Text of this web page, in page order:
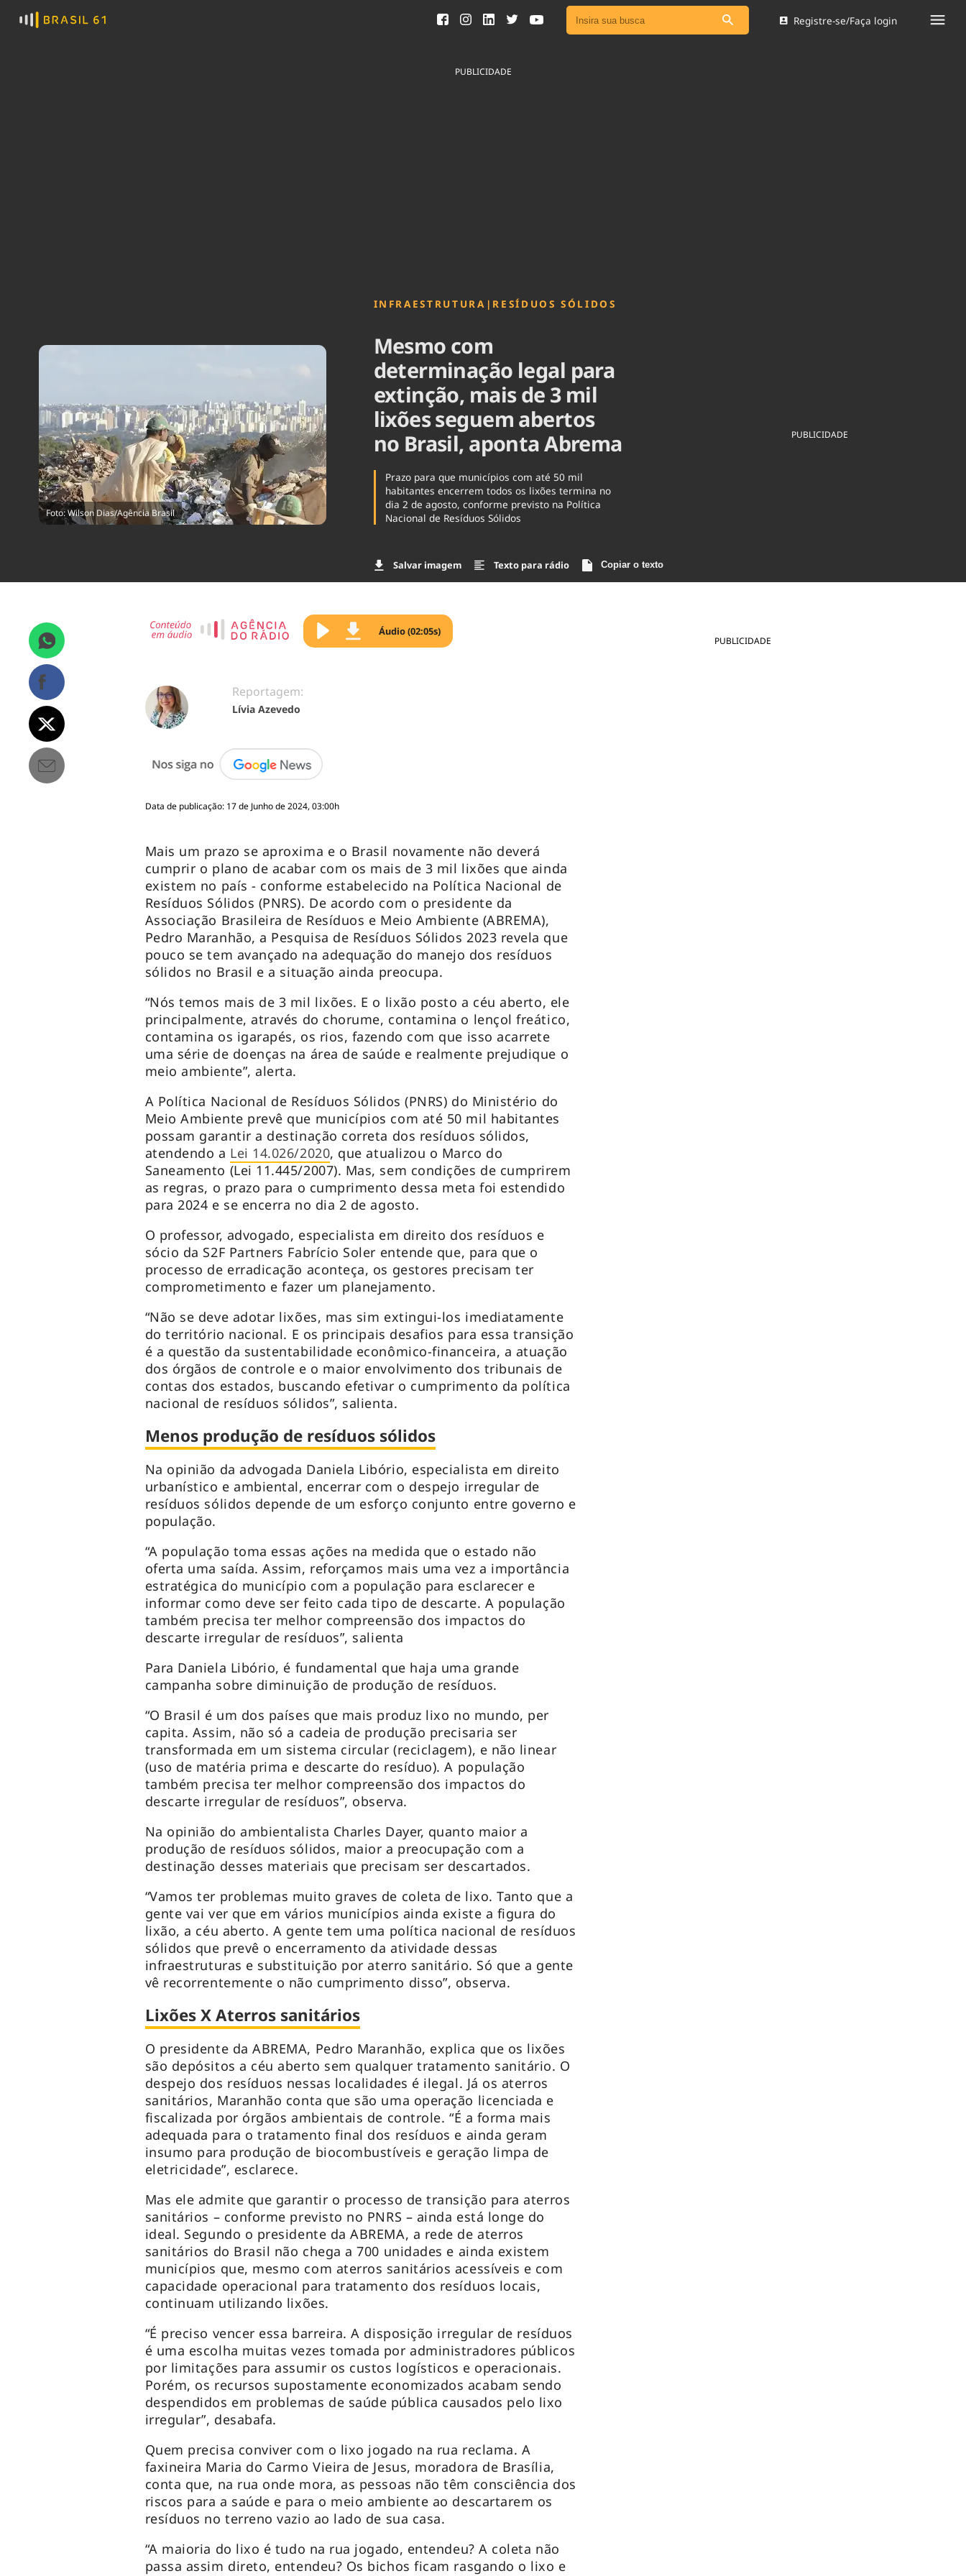
Ver todas as notícias
Brasil Mineral
Ciência & Tecnologia
Registre-se/Faça login
PUBLICIDADE
Foto: Wilson Dias/Agência Brasil
INFRAESTRUTURA | RESÍDUOS SÓLIDOS
Mesmo com
determinação legal para
extinção, mais de 3 mil
lixões seguem abertos
no Brasil, aponta Abrema
Prazo para que municípios com até 50 mil
habitantes encerrem todos os lixões termina no
dia 2 de agosto, conforme previsto na Política
Nacional de Resíduos Sólidos
Salvar imagem Texto para rádio Copiar o texto
PUBLICIDADE
PUBLICIDADE
Áudio (02:05s)
Reportagem:
Lívia Azevedo
Data de publicação: 17 de Junho de 2024, 03:00h
Mais um prazo se aproxima e o Brasil novamente não deverá
cumprir o plano de acabar com os mais de 3 mil lixões que ainda
existem no país - conforme estabelecido na Política Nacional de
Resíduos Sólidos (PNRS). De acordo com o presidente da
Associação Brasileira de Resíduos e Meio Ambiente (ABREMA),
Pedro Maranhão, a Pesquisa de Resíduos Sólidos 2023 revela que
pouco se tem avançado na adequação do manejo dos resíduos
sólidos no Brasil e a situação ainda preocupa.
“Nós temos mais de 3 mil lixões. E o lixão posto a céu aberto, ele
principalmente, através do chorume, contamina o lençol freático,
contamina os igarapés, os rios, fazendo com que isso acarrete
uma série de doenças na área de saúde e realmente prejudique o
meio ambiente”, alerta.
A Política Nacional de Resíduos Sólidos (PNRS) do Ministério do
Meio Ambiente prevê que municípios com até 50 mil habitantes
possam garantir a destinação correta dos resíduos sólidos,
atendendo a Lei 14.026/2020, que atualizou o Marco do
Saneamento (Lei 11.445/2007). Mas, sem condições de cumprirem
as regras, o prazo para o cumprimento dessa meta foi estendido
para 2024 e se encerra no dia 2 de agosto.
O professor, advogado, especialista em direito dos resíduos e
sócio da S2F Partners Fabrício Soler entende que, para que o
processo de erradicação aconteça, os gestores precisam ter
comprometimento e fazer um planejamento.
“Não se deve adotar lixões, mas sim extingui-los imediatamente
do território nacional. E os principais desafios para essa transição
é a questão da sustentabilidade econômico-financeira, a atuação
dos órgãos de controle e o maior envolvimento dos tribunais de
contas dos estados, buscando efetivar o cumprimento da política
nacional de resíduos sólidos”, salienta.
Menos produção de resíduos sólidos
Na opinião da advogada Daniela Libório, especialista em direito
urbanístico e ambiental, encerrar com o despejo irregular de
resíduos sólidos depende de um esforço conjunto entre governo e
população.
“A população toma essas ações na medida que o estado não
oferta uma saída. Assim, reforçamos mais uma vez a importância
estratégica do município com a população para esclarecer e
informar como deve ser feito cada tipo de descarte. A população
também precisa ter melhor compreensão dos impactos do
descarte irregular de resíduos”, salienta
Para Daniela Libório, é fundamental que haja uma grande
campanha sobre diminuição de produção de resíduos.
“O Brasil é um dos países que mais produz lixo no mundo, per
capita. Assim, não só a cadeia de produção precisaria ser
transformada em um sistema circular (reciclagem), e não linear
(uso de matéria prima e descarte do resíduo). A população
também precisa ter melhor compreensão dos impactos do
descarte irregular de resíduos”, observa.
Na opinião do ambientalista Charles Dayer, quanto maior a
produção de resíduos sólidos, maior a preocupação com a
destinação desses materiais que precisam ser descartados.
“Vamos ter problemas muito graves de coleta de lixo. Tanto que a
gente vai ver que em vários municípios ainda existe a figura do
lixão, a céu aberto. A gente tem uma política nacional de resíduos
sólidos que prevê o encerramento da atividade dessas
infraestruturas e substituição por aterro sanitário. Só que a gente
vê recorrentemente o não cumprimento disso”, observa.
Lixões X Aterros sanitários
O presidente da ABREMA, Pedro Maranhão, explica que os lixões
são depósitos a céu aberto sem qualquer tratamento sanitário. O
despejo dos resíduos nessas localidades é ilegal. Já os aterros
sanitários, Maranhão conta que são uma operação licenciada e
fiscalizada por órgãos ambientais de controle. “É a forma mais
adequada para o tratamento final dos resíduos e ainda geram
insumo para produção de biocombustíveis e geração limpa de
eletricidade”, esclarece.
Mas ele admite que garantir o processo de transição para aterros
sanitários – conforme previsto no PNRS – ainda está longe do
ideal. Segundo o presidente da ABREMA, a rede de aterros
sanitários do Brasil não chega a 700 unidades e ainda existem
municípios que, mesmo com aterros sanitários acessíveis e com
capacidade operacional para tratamento dos resíduos locais,
continuam utilizando lixões.
“É preciso vencer essa barreira. A disposição irregular de resíduos
é uma escolha muitas vezes tomada por administradores públicos
por limitações para assumir os custos logísticos e operacionais.
Porém, os recursos supostamente economizados acabam sendo
despendidos em problemas de saúde pública causados pelo lixo
irregular”, desabafa.
Quem precisa conviver com o lixo jogado na rua reclama. A
faxineira Maria do Carmo Vieira de Jesus, moradora de Brasília,
conta que, na rua onde mora, as pessoas não têm consciência dos
riscos para a saúde e para o meio ambiente ao descartarem os
resíduos no terreno vazio ao lado de sua casa.
“A maioria do lixo é tudo na rua jogado, entendeu? A coleta não
passa assim direto, entendeu? Os bichos ficam rasgando o lixo e